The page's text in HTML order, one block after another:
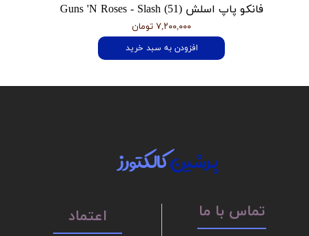
فانکو پاپ اسلش Guns 'N Roses - Slash (51)
۷,۲۰۰,۰۰۰ تومان
افزودن به سبد خرید
پرشینکالکتورز
تماس با ما اعتماد